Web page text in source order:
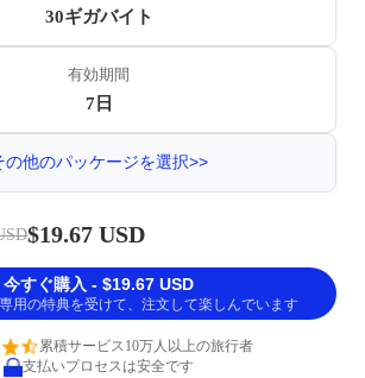
30ギガバイト
有効期間
7日
の他のパッケージを選択>>
$19.67 USD
今すぐ購入 - $19.67 USD
用の特典を受けて、注文して楽しんでいます
累積サービス10万人以上の旅行者
支払いプロセスは安全です